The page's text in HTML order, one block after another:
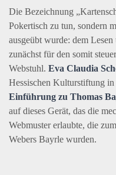
Die Bezeichnung
Pokertisch zu tun, sondern
ausgeübt wurde: dem
zunächst für den somit
Webstuhl. Eva Claudia
Hessischen Kulturstiftung
Einführung zu Thomas
auf dieses Gerät, das die
Webmuster erlaubte, die
Webers Bayrle wurden.